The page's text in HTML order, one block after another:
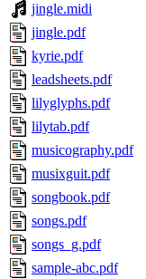
jingle.midi
jingle.pdf
kyrie.pdf
leadsheets.pdf
lilyglyphs.pdf
lilytab.pdf
musicography.pdf
musixguit.pdf
songbook.pdf
songs.pdf
songs_g.pdf
sample-abc.pdf